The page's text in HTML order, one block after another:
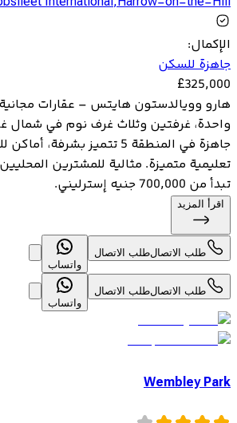
الإكمال:
جاهزة للسكن
£325,000
هارو وويالدستون هايتس – عقارات
واحدة، غرفتين وثلاث غرف نوم في
جاهزة في المنطقة 5 تتميز
تعليمية متميزة. مثالية للمشترين
تبدأ من 700,000 جنيه إسترليني.
اقرأ المزيد
طلب الاتصالطلب الاتصال
واتساب
طلب الاتصالطلب الاتصال
واتساب
Wembley Park